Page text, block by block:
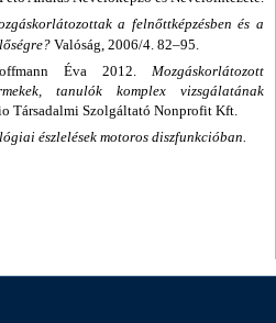
a felnőttképzésben és a
Valóság, 2006/4. 82–95.
Éva 2012. Mozgáskorlátozott
tanulók komplex vizsgálatának
Társadalmi Szolgáltató Nonprofit Kft.
észlelések motoros diszfunkcióban.